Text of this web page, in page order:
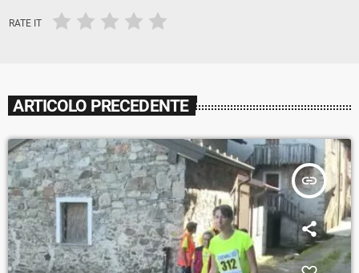
RATE IT
ARTICOLO PRECEDENTE
insert_link